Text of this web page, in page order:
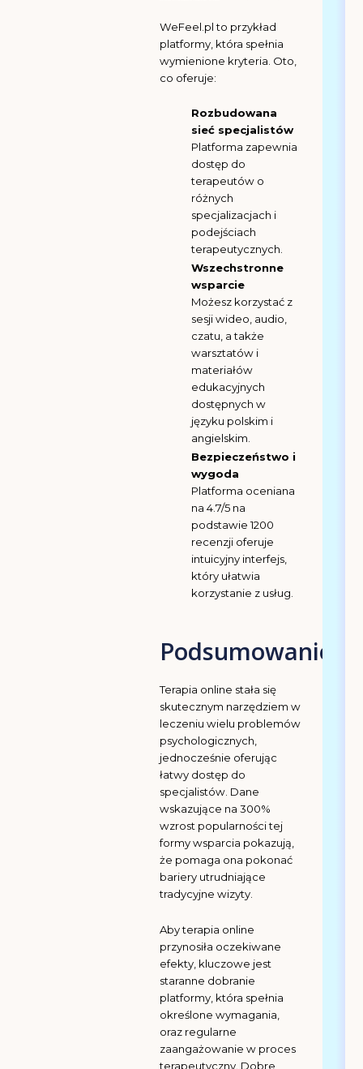
WeFeel.pl to przykład
platformy, która spełnia
wymienione kryteria. Oto,
co oferuje:
Rozbudowana
sieć specjalistów
Platforma zapewnia
dostęp do
terapeutów o
różnych
specjalizacjach i
podejściach
terapeutycznych.
Wszechstronne
wsparcie
Możesz korzystać z
sesji wideo, audio,
czatu, a także
warsztatów i
materiałów
edukacyjnych
dostępnych w
języku polskim i
angielskim.
Bezpieczeństwo i
wygoda
Platforma oceniana
na 4.7/5 na
podstawie 1200
recenzji oferuje
intuicyjny interfejs,
który ułatwia
korzystanie z usług.
Podsumowanie
Terapia online stała się
skutecznym narzędziem w
leczeniu wielu problemów
psychologicznych,
jednocześnie oferując
łatwy dostęp do
specjalistów. Dane
wskazujące na 300%
wzrost popularności tej
formy wsparcia pokazują,
że pomaga ona pokonać
bariery utrudniające
tradycyjne wizyty.
Aby terapia online
przynosiła oczekiwane
efekty, kluczowe jest
staranne dobranie
platformy, która spełnia
określone wymagania,
oraz regularne
zaangażowanie w proces
terapeutyczny. Dobre